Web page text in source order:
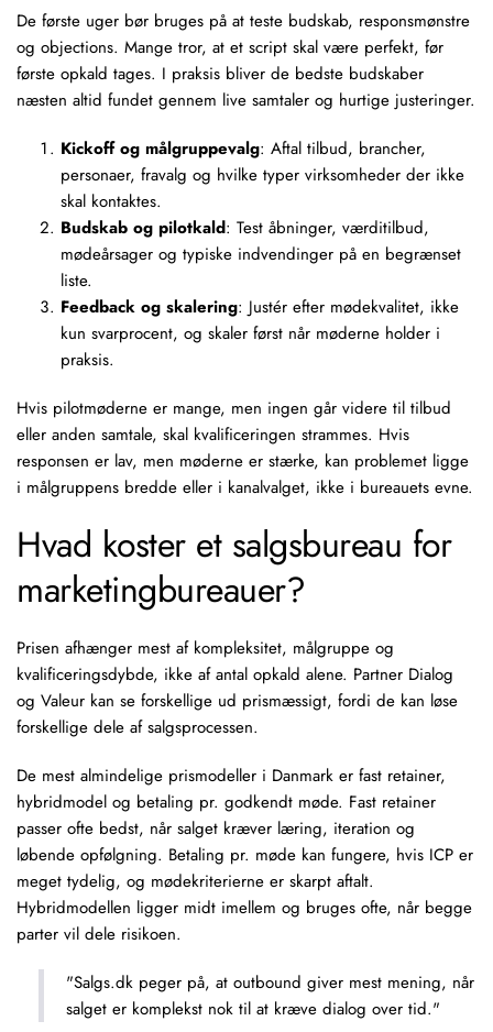
De første uger bør bruges på at teste budskab, responsmønstre
og objections. Mange tror, at et script skal være perfekt, før
første opkald tages. I praksis bliver de bedste budskaber
næsten altid fundet gennem live samtaler og hurtige justeringer.
Kickoff og målgruppevalg: Aftal tilbud, brancher,
personaer, fravalg og hvilke typer virksomheder der ikke
skal kontaktes.
Budskab og pilotkald: Test åbninger, værditilbud,
mødeårsager og typiske indvendinger på en begrænset
liste.
Feedback og skalering: Justér efter mødekvalitet, ikke
kun svarprocent, og skaler først når møderne holder i
praksis.
Hvis pilotmøderne er mange, men ingen går videre til tilbud
eller anden samtale, skal kvalificeringen strammes. Hvis
responsen er lav, men møderne er stærke, kan problemet ligge
i målgruppens bredde eller i kanalvalget, ikke i bureauets evne.
Hvad koster et salgsbureau for
marketingbureauer?
Prisen afhænger mest af kompleksitet, målgruppe og
kvalificeringsdybde, ikke af antal opkald alene. Partner Dialog
og Valeur kan se forskellige ud prismæssigt, fordi de kan løse
forskellige dele af salgsprocessen.
De mest almindelige prismodeller i Danmark er fast retainer,
hybridmodel og betaling pr. godkendt møde. Fast retainer
passer ofte bedst, når salget kræver læring, iteration og
løbende opfølgning. Betaling pr. møde kan fungere, hvis ICP er
meget tydelig, og mødekriterierne er skarpt aftalt.
Hybridmodellen ligger midt imellem og bruges ofte, når begge
parter vil dele risikoen.
"Salgs.dk peger på, at outbound giver mest mening, når
salget er komplekst nok til at kræve dialog over tid."